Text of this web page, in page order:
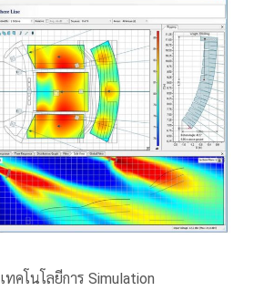
เทคโนโลยีการ Simulation